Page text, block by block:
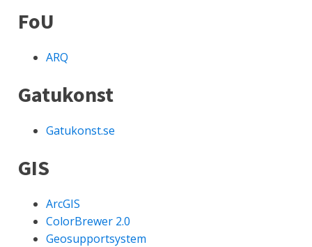
FoU
ARQ
Gatukonst
Gatukonst.se
GIS
ArcGIS
ColorBrewer 2.0
Geosupportsystem